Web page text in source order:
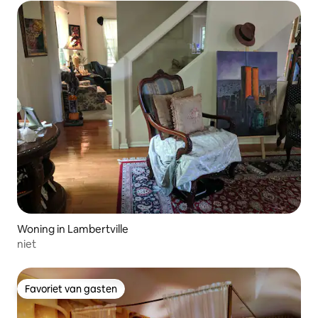
Woning in Lambertville
niet
Favoriet van gasten
Favoriet van gasten